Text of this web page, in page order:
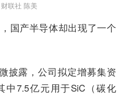
财联社 陈美
国产半导体却出现了一个
披露，公司拟定增募集资
中7.5亿元用于SiC（碳化